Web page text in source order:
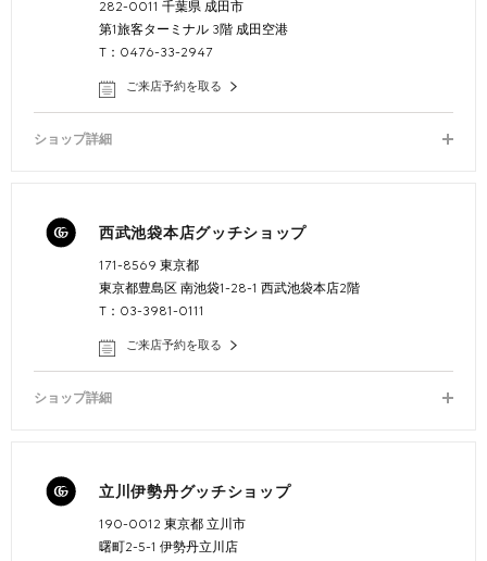
282-0011 千葉県 成田市
第1旅客ターミナル 3階 成田空港
T：0476-33-2947
ご来店予約を取る
ショップ詳細
西武池袋本店グッチショップ
171-8569 東京都
東京都豊島区 南池袋1-28-1 西武池袋本店2階
T：03-3981-0111
ご来店予約を取る
ショップ詳細
立川伊勢丹グッチショップ
190-0012 東京都 立川市
曙町2-5-1 伊勢丹立川店